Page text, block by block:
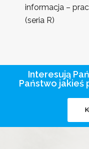
informacja –
(seria R)
Interesują
Państwo jakieś